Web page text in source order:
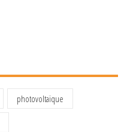
photovoltaïque